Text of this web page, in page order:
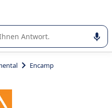
Nutzung oder Auswahl
Encamp